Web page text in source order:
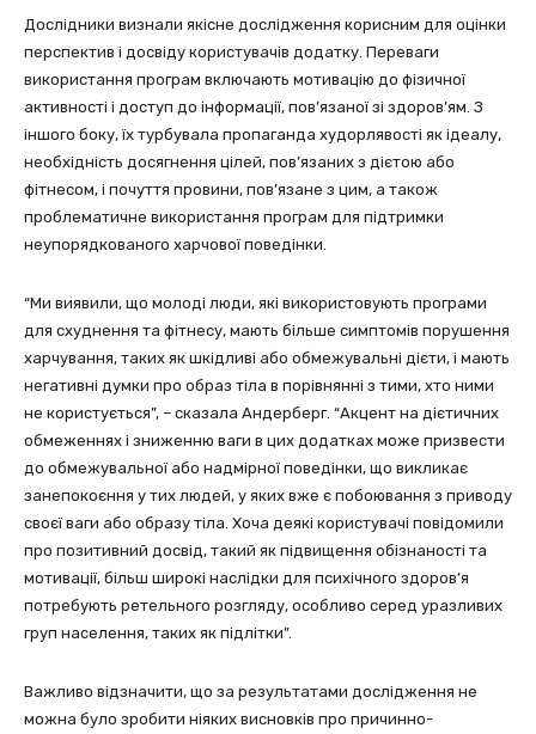
Дослідники визнали якісне дослідження корисним для оцінки
перспектив і досвіду користувачів додатку. Переваги
використання програм включають мотивацію до фізичної
активності і доступ до інформації, пов’язаної зі здоров’ям. З
іншого боку, їх турбувала пропаганда худорлявості як ідеалу,
необхідність досягнення цілей, пов’язаних з дієтою або
фітнесом, і почуття провини, пов’язане з цим, а також
проблематичне використання програм для підтримки
неупорядкованого харчової поведінки.
“Ми виявили, що молоді люди, які використовують програми
для схуднення та фітнесу, мають більше симптомів порушення
харчування, таких як шкідливі або обмежувальні дієти, і мають
негативні думки про образ тіла в порівнянні з тими, хто ними
не користується”, – сказала Андерберг. “Акцент на дієтичних
обмеженнях і зниженню ваги в цих додатках може призвести
до обмежувальної або надмірної поведінки, що викликає
занепокоєння у тих людей, у яких вже є побоювання з приводу
своєї ваги або образу тіла. Хоча деякі користувачі повідомили
про позитивний досвід, такий як підвищення обізнаності та
мотивації, більш широкі наслідки для психічного здоров’я
потребують ретельного розгляду, особливо серед уразливих
груп населення, таких як підлітки”.
Важливо відзначити, що за результатами дослідження не
можна було зробити ніяких висновків про причинно-